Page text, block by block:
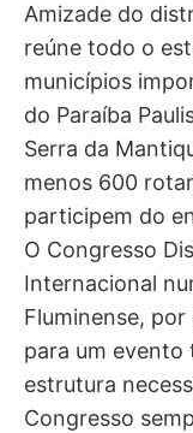
Amizade do
reúne todo o
municípios
do Paraíba
Serra da
menos 600
participem do
O Congresso
Internacional
Fluminense,
para um evento
estrutura
Congresso